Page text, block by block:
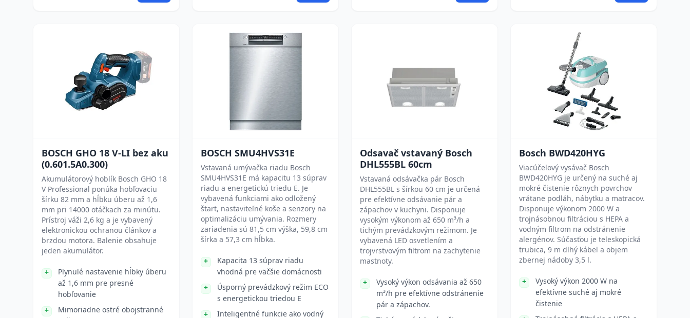
BOSCH GHO 18 V-LI bez aku
(0.601.5A0.300)
Akumulátorový hoblík Bosch GHO 18
V Professional ponúka hobľovaciu
šírku 82 mm a hĺbku úberu až 1,6
mm pri 14000 otáčkach za minútu.
Prístroj váži 2,6 kg a je vybavený
elektronickou ochranou článkov a
brzdou motora. Balenie obsahuje
jeden akumulátor.
Plynulé nastavenie hĺbky úberu
až 1,6 mm pre presné
hobľovanie
Mimoriadne ostré obojstranné
BOSCH SMU4HVS31E
Vstavaná umývačka riadu Bosch
SMU4HVS31E má kapacitu 13 súprav
riadu a energetickú triedu E. Je
vybavená funkciami ako odložený
štart, nastaviteľné koše a senzory na
optimalizáciu umývania. Rozmery
zariadenia sú 81,5 cm výška, 59,8 cm
šírka a 57,3 cm hĺbka.
Kapacita 13 súprav riadu
vhodná pre väčšie domácnosti
Úsporný prevádzkový režim ECO
s energetickou triedou E
Inteligentné funkcie ako vodný
Odsavač vstavaný Bosch
DHL555BL 60cm
Vstavaná odsávačka pár Bosch
DHL555BL s šírkou 60 cm je určená
pre efektívne odsávanie pár a
zápachov v kuchyni. Disponuje
vysokým výkonom až 650 m³/h a
tichým prevádzkovým režimom. Je
vybavená LED osvetlením a
trojvrstvovým filtrom na zachytenie
mastnoty.
Vysoký výkon odsávania až 650
m³/h pre efektívne odstránenie
pár a zápachov.
Bosch BWD420HYG
Viacúčelový vysávač Bosch
BWD420HYG je určený na suché aj
mokré čistenie rôznych povrchov
vrátane podláh, nábytku a matracov.
Disponuje výkonom 2000 W a
trojnásobnou filtráciou s HEPA a
vodným filtrom na odstránenie
alergénov. Súčasťou je teleskopická
trubica, 9 m dlhý kábel a objem
zbernej nádoby 3,5 l.
Vysoký výkon 2000 W na
efektívne suché aj mokré
čistenie